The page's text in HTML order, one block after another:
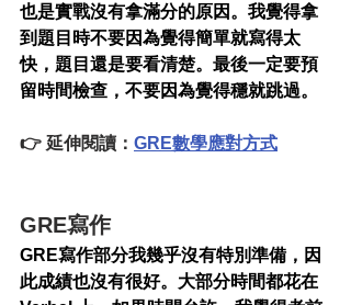
也是實戰沒有拿滿分的原因。我覺得拿
到題目時不要因為覺得簡單就寫得太
快，題目還是要看清楚。最後一定要預
留時間檢查，不要因為覺得穩就跳過。
👉 延伸閱讀： GRE數學應對方式
GRE寫作
GRE寫作部分我幾乎沒有特別準備，因
此成績也沒有很好。大部分時間都花在